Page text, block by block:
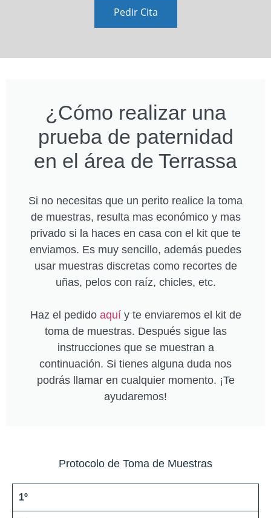
Pedir Cita
¿Cómo realizar una
prueba de paternidad
en el área de Terrassa
Si no necesitas que un perito realice la toma
de muestras, resulta mas económico y mas
privado si la haces en casa con el kit que te
enviamos. Es muy sencillo, además puedes
usar muestras discretas como recortes de
uñas, pelos con raíz, chicles, etc.
Haz el pedido aquíy te enviaremos el kit de
toma de muestras. Después sigue las
instrucciones que se muestran a
continuación. Si tienes alguna duda nos
podrás llamar en cualquier momento. ¡Te
ayudaremos!
Protocolo de Toma de Muestras
1º